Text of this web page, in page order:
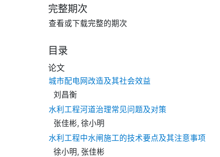
完整期次
查看或下载完整的期次
目录
论文
城市配电网改造及其社会效益
刘昌衡
水利工程河道治理常见问题及对策
张佳彬, 徐小明
水利工程中水闸施工的技术要点及其注意事项
徐小明, 张佳彬